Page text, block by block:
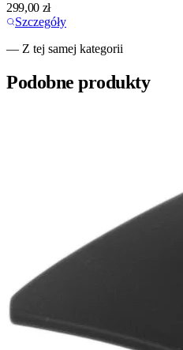
299,00 zł
Szczegóły
— Z tej samej kategorii
Podobne produkty